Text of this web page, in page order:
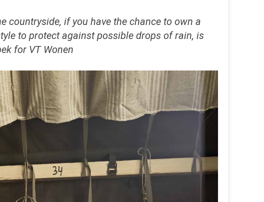
countryside, if you have the chance to own a
to protectagainst possible drops of rain, is
for VT Wonen